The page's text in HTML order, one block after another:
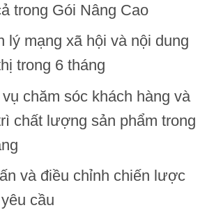
trong Gói Nâng Cao
lý mạng xã hội và nội dung
trong 6 tháng
chăm sóc khách hàng và
chất lượng sản phẩm trong
và điều chỉnh chiến lược
cầu